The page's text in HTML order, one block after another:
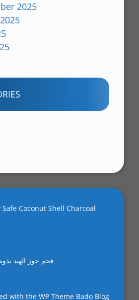
2025
Coconut Shell Charcoal
فحم جوز الهند
with the WP Theme Bado Blog